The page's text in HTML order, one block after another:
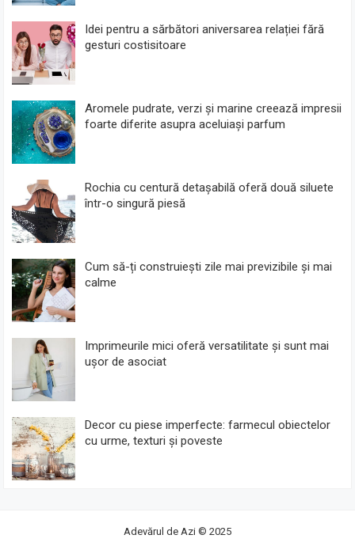
Idei pentru a sărbători aniversarea relației fără
gesturi costisitoare
Aromele pudrate, verzi și marine creează impresii
foarte diferite asupra aceluiași parfum
Rochia cu centură detașabilă oferă două siluete
într-o singură piesă
Cum să-ți construiești zile mai previzibile și mai
calme
Imprimeurile mici oferă versatilitate și sunt mai
ușor de asociat
Decor cu piese imperfecte: farmecul obiectelor
cu urme, texturi și poveste
Adevărul de Azi© 2025